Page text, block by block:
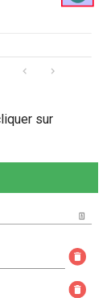
sur